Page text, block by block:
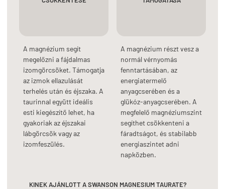
A magnézium segít
megelőzni a fájdalmas
izomgörcsöket. Támogatja
az izmok ellazulását
terhelés után és éjszaka. A
taurinnal együtt ideális
esti kiegészítő lehet, ha
gyakoriak az éjszakai
lábgörcsök vagy az
izomfeszülés.
A magnézium részt vesz a
normál vérnyomás
fenntartásában, az
energiatermelő
anyagcserében és a
glükóz-anyagcserében. A
megfelelő magnéziumszint
segíthet csökkenteni a
fáradtságot, és stabilabb
energiaszintet adni
napközben.
KINEK AJÁNLOTT A SWANSON MAGNESIUM TAURATE?